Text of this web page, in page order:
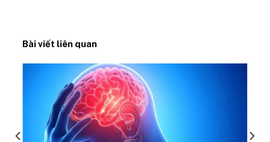
Bài viết liên quan